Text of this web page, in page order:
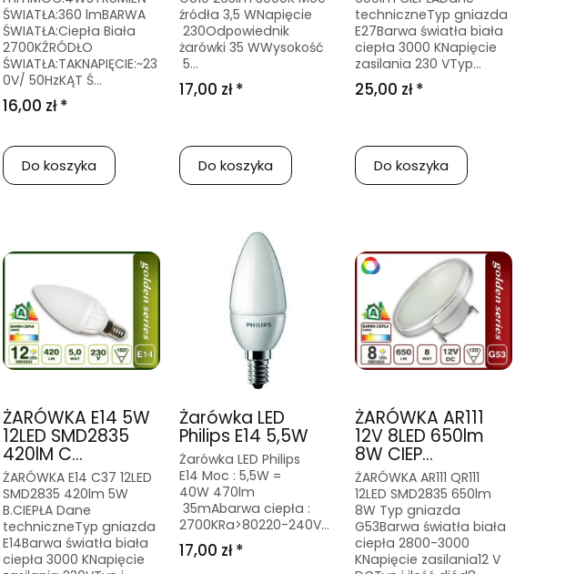
ŚWIATŁA:360 lmBARWA
ŚWIATŁA:Ciepła Biała
2700KŹRÓDŁO
ŚWIATŁA:TAKNAPIĘCIE:~23
0V/ 50HzKĄT Ś...
16,00 zł *
Do koszyka
źródła 3,5 WNapięcie
230Odpowiednik
żarówki 35 WWysokość
5...
17,00 zł *
Do koszyka
techniczneTyp gniazda
E27Barwa światła biała
ciepła 3000 KNapięcie
zasilania 230 VTyp...
25,00 zł *
Do koszyka
ŻARÓWKA E14 5W
12LED SMD2835
420lM C...
ŻARÓWKA E14 C37 12LED
SMD2835 420lm 5W
B.CIEPŁA Dane
techniczneTyp gniazda
E14Barwa światła biała
ciepła 3000 KNapięcie
Żarówka LED
Philips E14 5,5W
Żarówka LED Philips
E14 Moc : 5,5W =
40W 470lm
35mAbarwa ciepła :
2700KRa>80220-240V...
17,00 zł *
ŻARÓWKA AR111
12V 8LED 650lm
8W CIEP...
ŻARÓWKA AR111 QR111
12LED SMD2835 650lm
8W Typ gniazda
G53Barwa światła biała
ciepła 2800-3000
KNapięcie zasilania12 V